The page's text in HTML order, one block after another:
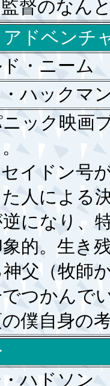
監督のな
ドベンチ
・ニー
ハック
ック映画
イドン号
人による
になり、
的。生き
父（牧師
つかんで
僕自身の
ハドソン